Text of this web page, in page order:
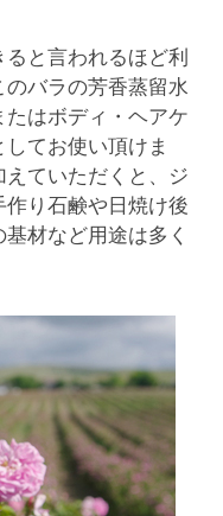
と言われるほど利
バラの芳香蒸留水
はボディ・ヘアケ
てお使い頂けま
ていただくと、ジ
り石鹸や日焼け後
材など用途は多く